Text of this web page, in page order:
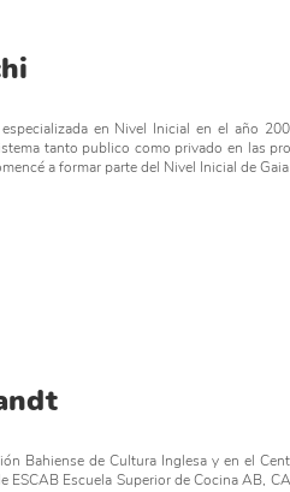
en Nivel Inicial en el año
tanto publico como privado en las
a formar parte del Nivel Inicial de
Bahiense de Cultura Inglesa y en el
ESCAB Escuela Superior de Cocina AB,